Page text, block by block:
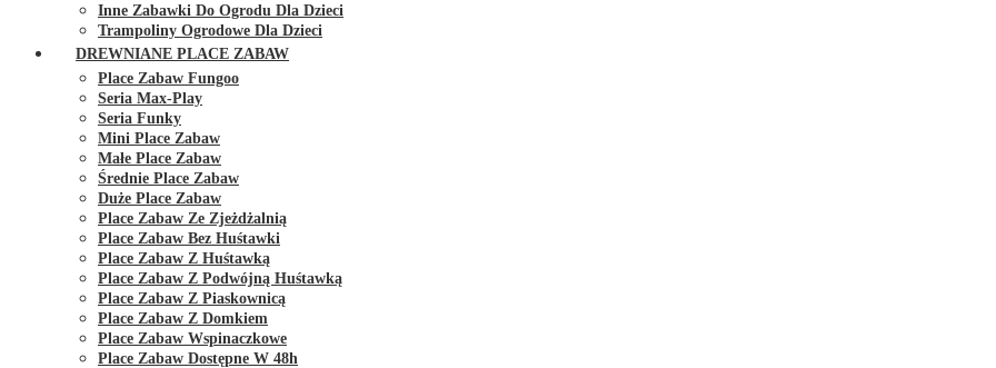
Inne Zabawki Do Ogrodu Dla Dzieci
Trampoliny Ogrodowe Dla Dzieci
DREWNIANE PLACE ZABAW
Place Zabaw Fungoo
Seria Max-Play
Seria Funky
Mini Place Zabaw
Małe Place Zabaw
Średnie Place Zabaw
Duże Place Zabaw
Place Zabaw Ze Zjeżdżalnią
Place Zabaw Bez Huśtawki
Place Zabaw Z Huśtawką
Place Zabaw Z Podwójną Huśtawką
Place Zabaw Z Piaskownicą
Place Zabaw Z Domkiem
Place Zabaw Wspinaczkowe
Place Zabaw Dostępne W 48h